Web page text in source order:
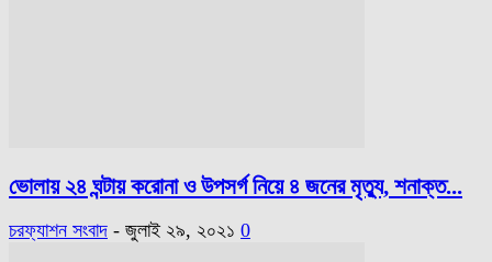
ভোলায় ২৪ ঘন্টায় করোনা ও উপসর্গ নিয়ে ৪ জনের মৃত্যু, শনাক্ত...
চরফ্যাশন সংবাদ - জুলাই ২৯, ২০২১ 0